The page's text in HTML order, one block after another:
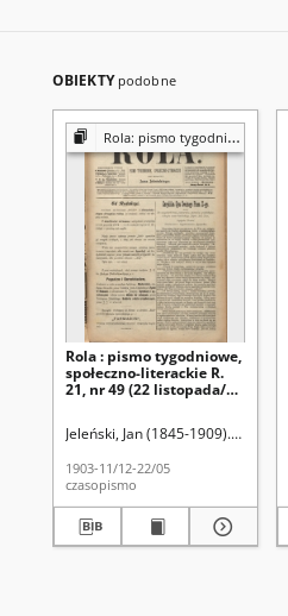
OBIEKTY podobne
Rola: pismo tygodniowe [poświęcone sprawom społecznym, ekonomicznym i literackim]
Rola : pismo tygodniowe,
społeczno-literackie R.
21, nr 49 (22 listopada/5
Jeleński, Jan (1845-1909). Red.
1903-11/12-22/05
czasopismo